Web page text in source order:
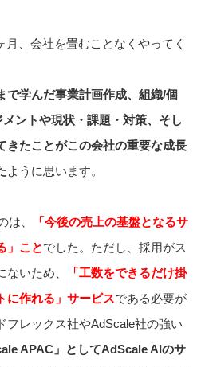
、会社を畳むことなくやってく
で学んだ事業計画作成、組織/個
ントや現状・課題・対策、そし
きたことがこの会社の重要な成長
ように思います。
は、
「今後の売上の基盤となるサ
」ことでした。ただし、採用がス
いため、
「工数をできるだけ掛
に作れる」サービスである必要が
フレックス社やAdScale社の強い
APAC」としてAdScale AIのサ